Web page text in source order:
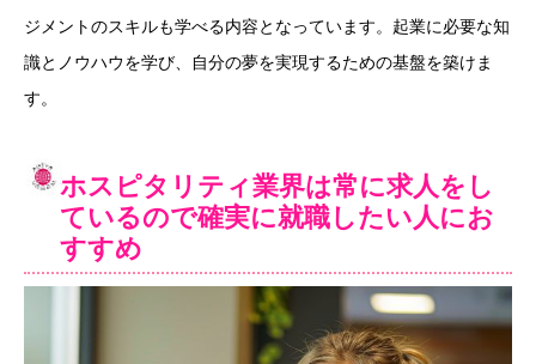
ジメントのスキルも学べる内容となっています。起業に必要な知
識とノウハウを学び、自分の夢を実現するための基盤を築けま
す。
ホスピタリティ業界は常に求人をし
ているので確実に就職したい人にお
すすめ